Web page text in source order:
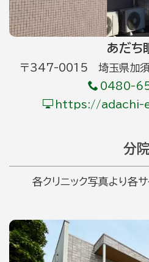
あだち
〒347-0015 埼玉県加
0480-
https://adachi-
分
各クリニック写真より各サ